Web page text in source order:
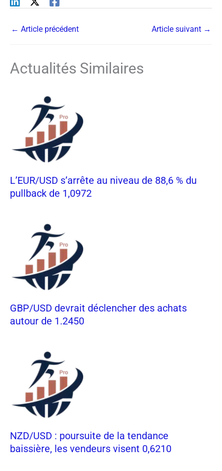
← Article précédent Article suivant →
Actualités Similaires
L’EUR/USD s’arrête au niveau de 88,6 % du
pullback de 1,0972
GBP/USD devrait déclencher des achats
autour de 1.2450
NZD/USD : poursuite de la tendance
baissière, les vendeurs visent 0,6210